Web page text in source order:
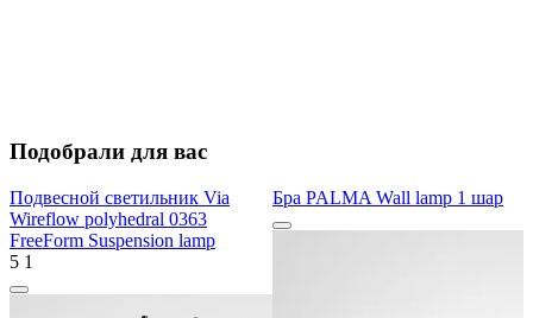
Подобрали для вас
Подвесной светильник Via
Wireflow polyhedral 0363
FreeForm Suspension lamp
5 1
Бра PALMA Wall lamp 1 шар